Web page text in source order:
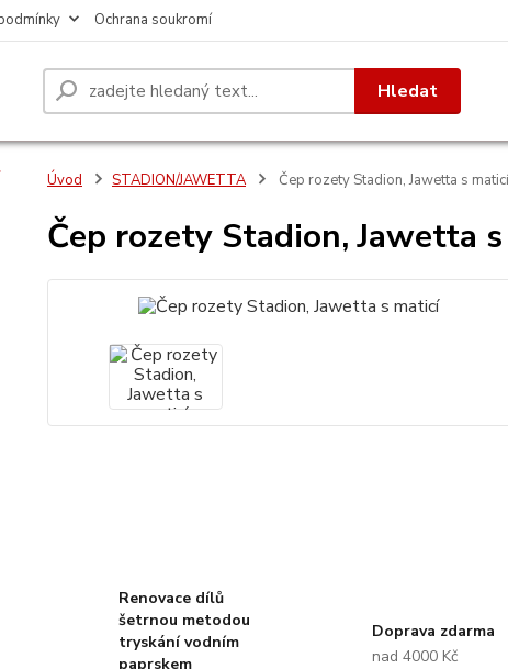
Ochrana soukromí
Hledat
Úvod STADION/JAWETTA Čep rozety Stadion, Jawetta s maticí
Čep rozety Stadion, Jawetta
Renovace dílů
šetrnou metodou
tryskání vodním
paprskem
Doprava zdarma
nad 4000 Kč